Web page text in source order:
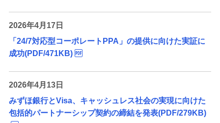
2026年4月17日
「24/7対応型コーポレートPPA」の提供に向けた実証に
成功(PDF/471KB)
2026年4月13日
みずほ銀行とVisa、キャッシュレス社会の実現に向けた
包括的パートナーシップ契約の締結を発表(PDF/279KB)